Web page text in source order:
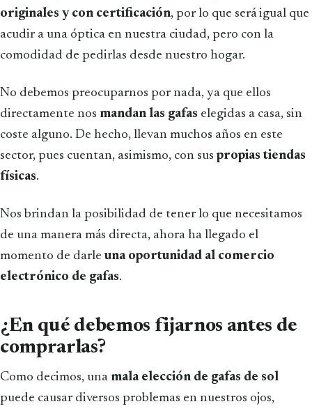
originales y con certificación, por lo que será igual que
acudir a una óptica en nuestra ciudad, pero con la
comodidad de pedirlas desde nuestro hogar.
No debemos preocuparnos por nada, ya que ellos
directamente nos mandan las gafas elegidas a casa, sin
coste alguno. De hecho, llevan muchos años en este
sector, pues cuentan, asimismo, con suspropias tiendas
físicas.
Nos brindan la posibilidad de tener lo que necesitamos
de una manera más directa, ahora ha llegado el
momento de darleuna oportunidad al comercio
electrónico de gafas.
¿En qué debemos fijarnos antes de
comprarlas?
Como decimos, una mala elección de gafas de sol
puede causar diversos problemas en nuestros ojos,